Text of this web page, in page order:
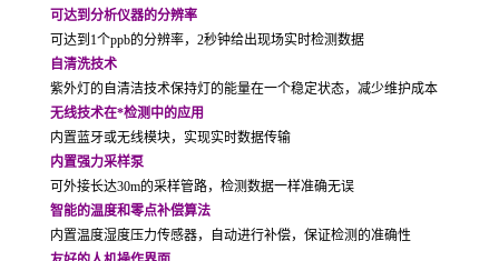
可达到分析仪器的分辨率
可达到1个ppb的分辨率，2秒钟给出现场实时检测数据
自清洗技术
紫外灯的自清洁技术保持灯的能量在一个稳定状态，减少维护成本
无线技术在*检测中的应用
内置蓝牙或无线模块，实现实时数据传输
内置强力采样泵
可外接长达30m的采样管路，检测数据一样准确无误
智能的温度和零点补偿算法
内置温度湿度压力传感器，自动进行补偿，保证检测的准确性